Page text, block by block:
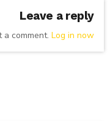
Leave a reply
comment. Log in now